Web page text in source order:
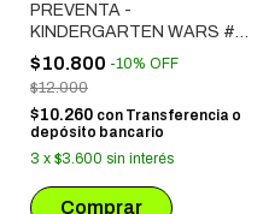
PREVENTA -
KINDERGARTEN WARS #
06
$10.800 -10% OFF
$12.000
$10.260 con Transferencia o
depósito bancario
3 x $3.600 sin interés